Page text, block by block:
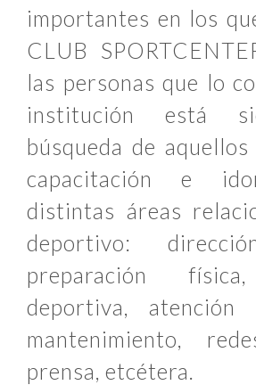
importantes en los
CLUB
las personas que lo
institución está
búsqueda de
capacitación e
distintas áreas
deportivo:
preparación
deportiva, atención
mantenimiento,
prensa, etcétera.